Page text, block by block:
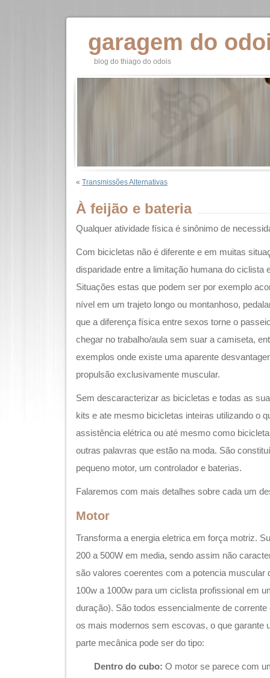
garagem do
blog do thiago do odois
« Transmissões Alternativas
À feijão e bateria
Qualquer atividade física é sinônimo de
Com bicicletas não é diferente e em muitas
disparidade entre a limitação humana do ciclista
Situações estas que podem ser por exemplo
nível em um trajeto longo ou montanhoso,
que a diferença física entre sexos torne o
chegar no trabalho/aula sem suar a camiseta,
exemplos onde existe uma aparente
propulsão exclusivamente muscular.
Sem descaracterizar as bicicletas e todas as
kits e ate mesmo bicicletas inteiras utilizando o
assistência elétrica ou até mesmo como
outras palavras que estão na moda. São
pequeno motor, um controlador e baterias.
Falaremos com mais detalhes sobre cada um
Motor
Transforma a energia eletrica em força motriz.
200 a 500W em media, sendo assim não
são valores coerentes com a potencia muscular
100w a 1000w para um ciclista profissional em
duração). São todos essencialmente de
os mais modernos sem escovas, o que garante
parte mecânica pode ser do tipo:
Dentro do cubo: O motor se parece com